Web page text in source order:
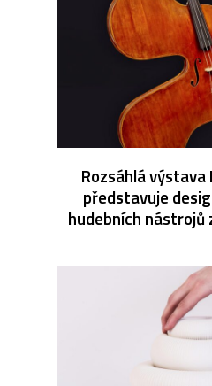
Rozsáhlá výstava
představuje
hudebních nástrojů